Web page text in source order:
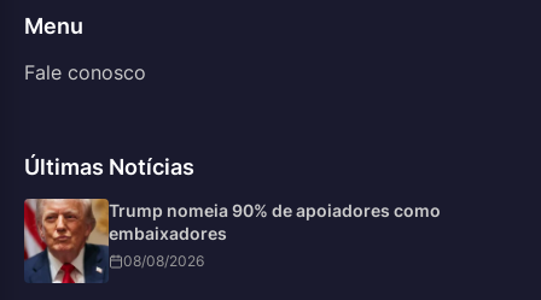
Menu
Fale conosco
Últimas Notícias
Trump nomeia 90% de apoiadores como
embaixadores
08/08/2026